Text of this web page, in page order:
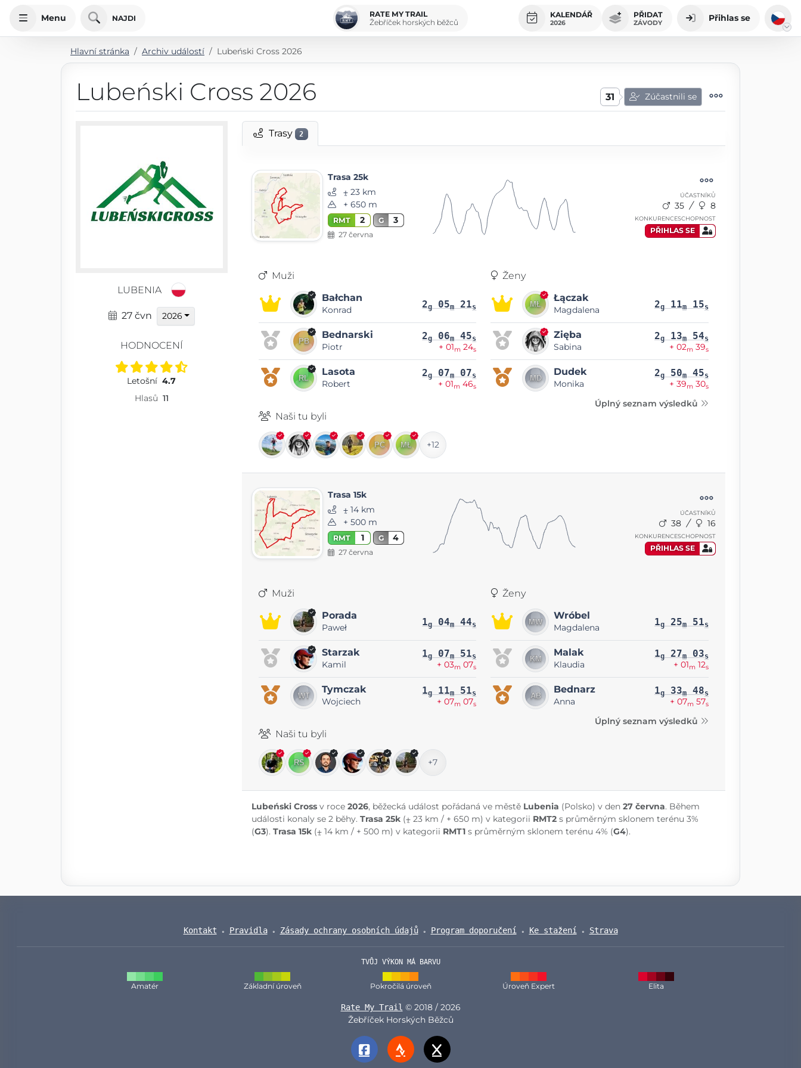
Menu NAJDI
RATE MY TRAIL
Žebříček horských běžců
KALENDÁŘ
2026
PŘIDAT
ZÁVODY Přihlas se
Hlavní stránka Archiv událostí Lubeński Cross 2026
Lubeński Cross 2026 31 Zúčastnili se
LUBENIA
27 čvn 2026
HODNOCENÍ
Letošní 4.7
Hlasů 11
Trasy 2
Trasa 25k
⨦ 23 km
+ 650 m
RMT 2 G 3
27 června
ÚČASTNÍKŮ
35 8
KONKURENCESCHOPNOST
PŘIHLAS SE
Muži
Bałchan
Konrad 2g 05m 21s
Bednarski
Piotr
2g 06m 45s
+ 01m 24s
Lasota
Robert
2g 07m 07s
+ 01m 46s
Ženy
Łączak
Magdalena 2g 11m 15s
Zięba
Sabina
2g 13m 54s
+ 02m 39s
Dudek
Monika
2g 50m 45s
+ 39m 30s
Úplný seznam výsledků
Naši tu byli
+12
Trasa 15k
⨦ 14 km
+ 500 m
RMT 1 G 4
27 června
ÚČASTNÍKŮ
38 16
KONKURENCESCHOPNOST
PŘIHLAS SE
Muži
Porada
Paweł 1g 04m 44s
Starzak
Kamil
1g 07m 51s
+ 03m 07s
Tymczak
Wojciech
1g 11m 51s
+ 07m 07s
Ženy
Wróbel
Magdalena 1g 25m 51s
Malak
Klaudia
1g 27m 03s
+ 01m 12s
Bednarz
Anna
1g 33m 48s
+ 07m 57s
Úplný seznam výsledků
Naši tu byli
+7
Lubeński Crossv roce 2026, běžecká událost pořádaná ve městě Lubenia (Polsko) v den 27 června. Během
události konaly se 2 běhy. Trasa 25k(⨦ 23 km / + 650 m) v kategorii RMT2s průměrným sklonem terénu 3%
(G3). Trasa 15k(⨦ 14 km / + 500 m) v kategorii RMT1s průměrným sklonem terénu 4% (G4).
Kontakt Pravidla Zásady ochrany osobních údajů Program doporučení Ke stažení Strava
TVŮJ VÝKON MÁ BARVU
Amatér Základní úroveň Pokročilá úroveň Úroveň Expert Elita
Rate My Trail © 2018 / 2026
Žebříček Horských Běžců